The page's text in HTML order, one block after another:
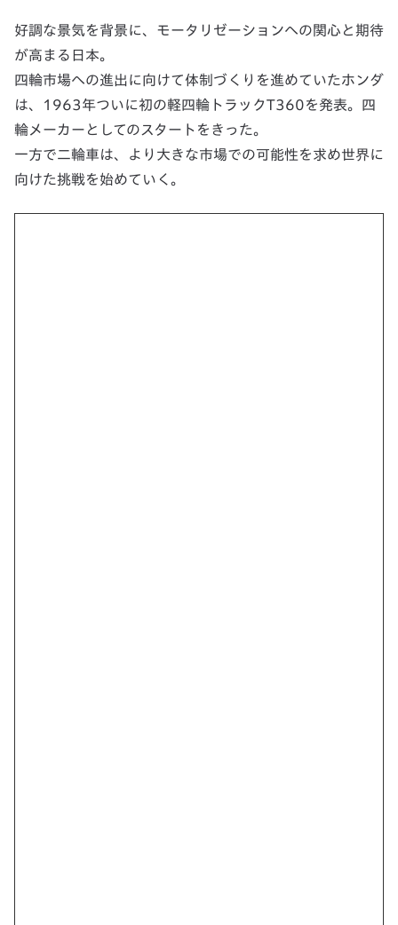
好調な景気を背景に、モータリゼーションへの関心と期待
が高まる日本。
四輪市場への進出に向けて体制づくりを進めていたホンダ
は、1963年ついに初の軽四輪トラックT360を発表。四
輪メーカーとしてのスタートをきった。
一方で二輪車は、より大きな市場での可能性を求め世界に
向けた挑戦を始めていく。